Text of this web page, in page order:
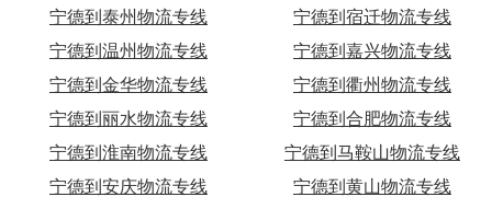
宁德到泰州物流专线
宁德到宿迁物流专线
宁德到温州物流专线
宁德到嘉兴物流专线
宁德到金华物流专线
宁德到衢州物流专线
宁德到丽水物流专线
宁德到合肥物流专线
宁德到淮南物流专线
宁德到马鞍山物流专线
宁德到安庆物流专线
宁德到黄山物流专线